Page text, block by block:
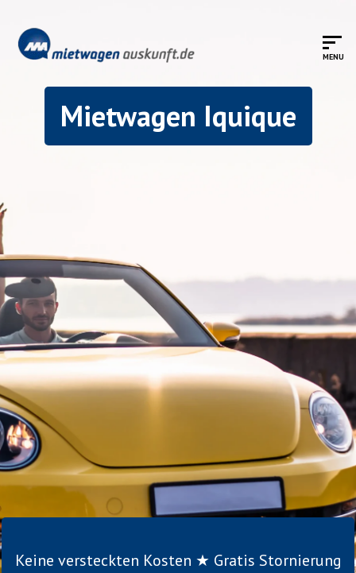
Mietwagen Iquique
Keine versteckten Kosten ★ Gratis Stornierung